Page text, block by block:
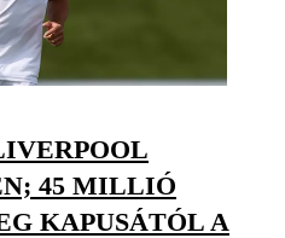
45 MILLIÓ
KAPUSÁTÓL A